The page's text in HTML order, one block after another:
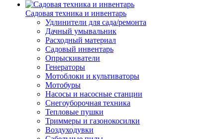
Садовая техника и инвентарь
Удлинители для сада/ремонта
Дачный умывальник
Расходный материал
Садовый инвентарь
Опрыскиватели
Генераторы
Мотоблоки и культиваторы
Мотобуры
Насосы и насосные станции
Снегоуборочная техника
Тепловые пушки
Триммеры и газонокосилки
Воздуходувки